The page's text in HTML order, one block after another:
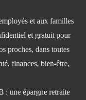
et aux familles
et gratuit pour
proches, dans toutes
finances, bien-être,
: une épargne retraite